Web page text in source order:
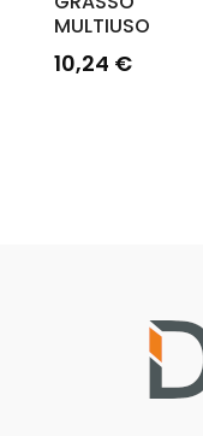
MULTIUSO
10,24 €